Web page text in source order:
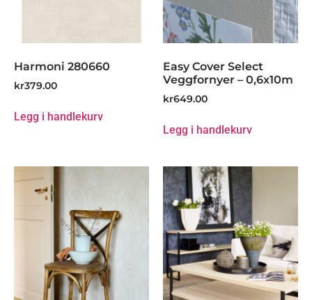
Harmoni 280660
kr379.00
Legg i handlekurv
Easy Cover Select
Veggfornyer – 0,6x10m
kr649.00
Legg i handlekurv